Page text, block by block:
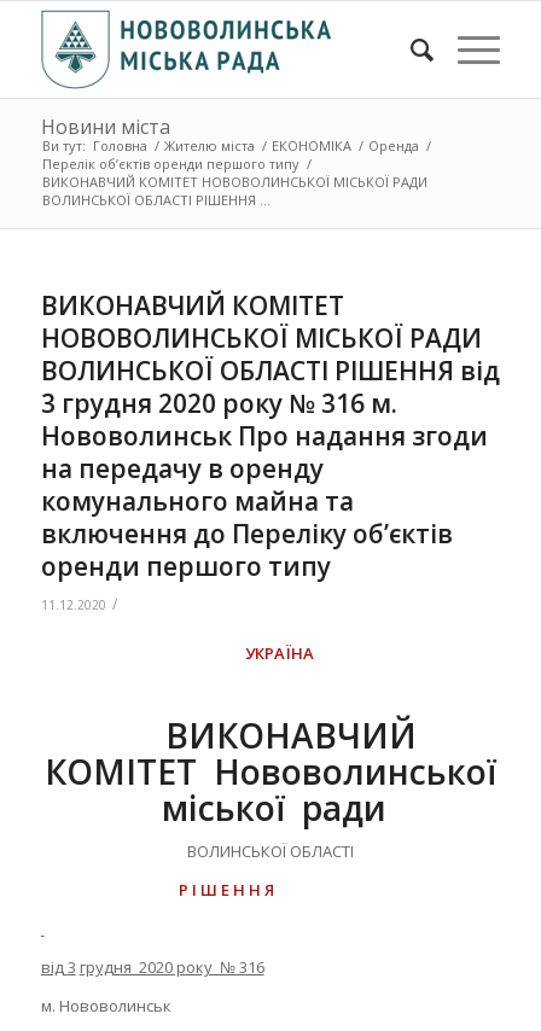
Новини міста
Ви тут: Головна / Жителю міста / ЕКОНОМІКА / Оренда /
Перелік об’єктів оренди першого типу /
ВИКОНАВЧИЙ КОМІТЕТ НОВОВОЛИНСЬКОЇ МІСЬКОЇ РАДИ
ВОЛИНСЬКОЇ ОБЛАСТІ РІШЕННЯ ...
ВИКОНАВЧИЙ КОМІТЕТ
НОВОВОЛИНСЬКОЇ МІСЬКОЇ РАДИ
ВОЛИНСЬКОЇ ОБЛАСТІ РІШЕННЯ від
3 грудня 2020 року № 316 м.
Нововолинськ Про надання згоди
на передачу в оренду
комунального майна та
включення до Переліку об’єктів
оренди першого типу
11.12.2020 /
УКРАЇНА
ВИКОНАВЧИЙ
КОМІТЕТ Нововолинської
міської ради
ВОЛИНСЬКОЇ ОБЛАСТІ
Р І Ш Е Н Н Я
від3 грудня 2020 року № 316
м. Нововолинськ